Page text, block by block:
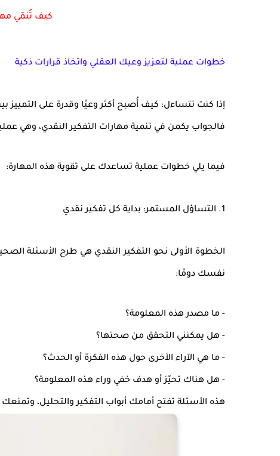
كيف تُنمّي
خطوات عملية لتعزيز وعيك العقلي واتخاذ قرارات ذكية
إذا كنت تتساءل: كيف أُصبح أكثر وعيًا وقدرة على التمييز
فالجواب يكمن في تنمية مهارات التفكير النقدي، وهي
فيما يلي خطوات عملية تساعدك على تقوية هذه المهارة:
1. التساؤل المستمر: بداية كل تفكير نقدي
الخطوة الأولى نحو التفكير النقدي هي طرح الأسئلة
نفسك دومًا:
- ما مصدر هذه المعلومة؟
- هل يمكنني التحقق من صحتها؟
- ما هي الآراء الأخرى حول هذه الفكرة أو الحدث؟
- هل هناك تحيّز أو هدف خفي وراء هذه المعلومة؟
هذه الأسئلة تفتح أمامك أبواب التفكير والتحليل،